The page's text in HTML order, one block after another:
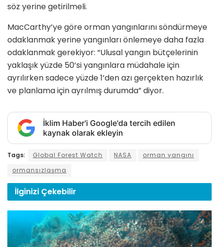
söz yerine getirilmeli.
MacCarthy’ye göre orman yangınlarını söndürmeye
odaklanmak yerine yangınları önlemeye daha fazla
odaklanmak gerekiyor: “Ulusal yangın bütçelerinin
yaklaşık yüzde 50’si yangınlara müdahale için
ayrılırken sadece yüzde 1’den azı gerçekten hazırlık
ve planlama için ayrılmış durumda” diyor.
İklim Haber'i Google'da tercih edilen
kaynak olarak ekleyin
Tags: Global Forest Watch NASA
orman yangını
ormansızlaşma
İlginizi Çekebilir